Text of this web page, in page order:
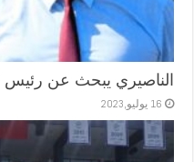
الناصيري يبحث عن رئيس
16 يوليو,2023